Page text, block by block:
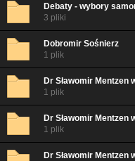
Debaty - wybory
3 pliki
Dobromir Sośnierz
1 plik
Dr Sławomir Mentzen
1 plik
Dr Sławomir Mentzen
1 plik
Dr Sławomir Mentzen